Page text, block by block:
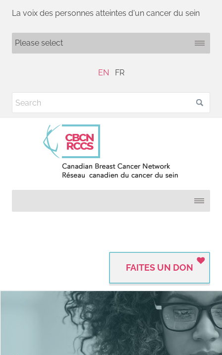
La voix des personnes atteintes d'un cancer du sein
EN FR
FAITES UN DON